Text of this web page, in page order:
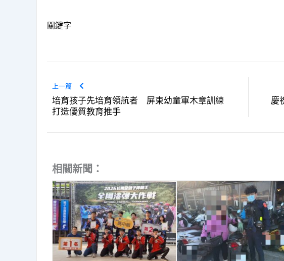
關鍵字
上一篇
培育孩子先培育領航者 屏東幼童軍木章訓練
打造優質教育推手
慶
相關新聞：